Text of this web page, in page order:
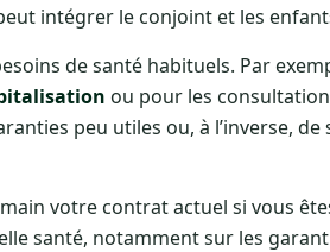
intégrer le conjoint et les
de santé habituels. Par
ou pour les
peu utiles ou, à l’inverse,
votre contrat actuel si vous
santé, notamment sur les